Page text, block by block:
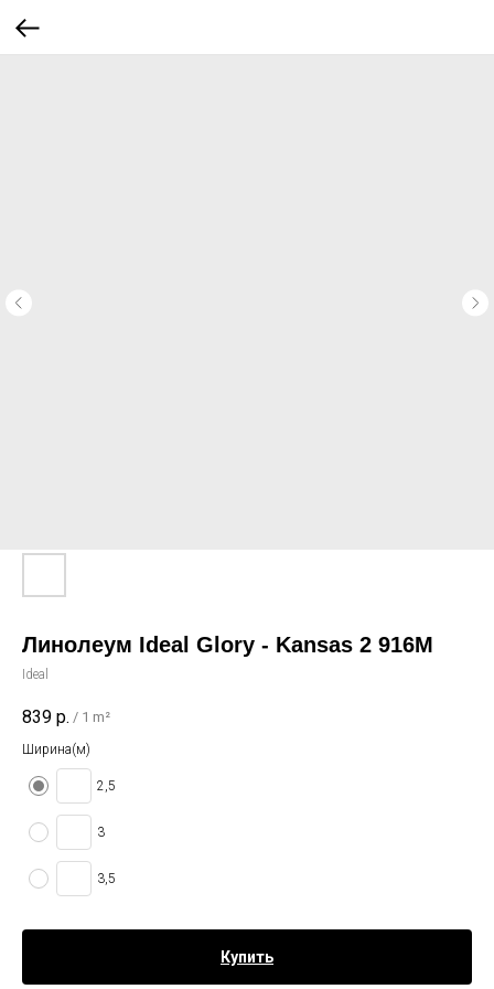
Линолеум Ideal Glory - Kansas 2 916M
Ideal
839 р. / 1 m²
Ширина(м)
2,5
3
3,5
Купить